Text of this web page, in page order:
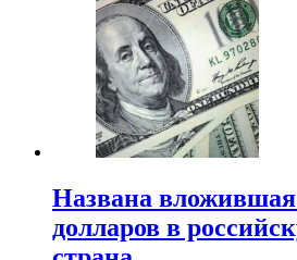
Названа
долларов в